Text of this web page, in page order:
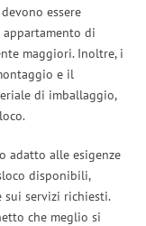
essere
di
maggiori. Inoltre, i
e il
di imballaggio,
adatto alle esigenze
disponibili,
sui servizi richiesti.
che meglio si